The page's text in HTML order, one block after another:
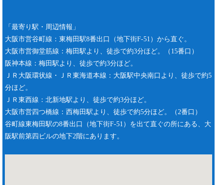
「最寄り駅・周辺情報」
大阪市営谷町線：東梅田駅8番出口（地下街F-51）から直ぐ。
大阪市営御堂筋線：梅田駅より、徒歩で約3分ほど。（15番口）
阪神本線：梅田駅より、徒歩で約3分ほど。
ＪＲ大阪環状線・ＪＲ東海道本線：大阪駅中央南口より、徒歩で約5
分ほど。
ＪＲ東西線：北新地駅より、徒歩で約3分ほど。
大阪市営四つ橋線：西梅田駅より、徒歩で約5分ほど。（2番口）
谷町線東梅田駅の8番出口（地下街F-51）を出て直ぐの所にある、大
阪駅前第四ビルの地下2階にあります。